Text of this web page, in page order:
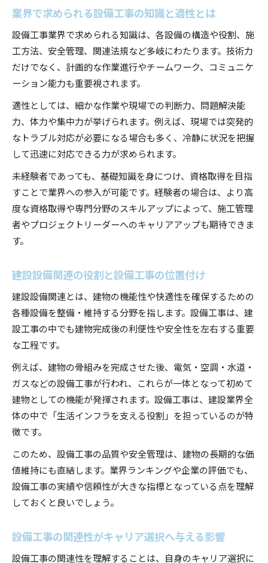
業界で求められる設備工事の知識と適性とは
設備工事業界で求められる知識は、各設備の構造や役割、施
工方法、安全管理、関連法規など多岐にわたります。技術力
だけでなく、計画的な作業進行やチームワーク、コミュニケ
ーション能力も重要視されます。
適性としては、細かな作業や現場での判断力、問題解決能
力、体力や集中力が挙げられます。例えば、現場では突発的
なトラブル対応が必要になる場合も多く、冷静に状況を把握
して迅速に対応できる力が求められます。
未経験者であっても、基礎知識を身につけ、資格取得を目指
すことで業界への参入が可能です。経験者の場合は、より高
度な資格取得や専門分野のスキルアップによって、施工管理
者やプロジェクトリーダーへのキャリアアップも期待できま
す。
建設設備関連の役割と設備工事の位置付け
建設設備関連とは、建物の機能性や快適性を確保するための
各種設備を整備・維持する分野を指します。設備工事は、建
設工事の中でも建物完成後の利便性や安全性を左右する重要
な工程です。
例えば、建物の骨組みを完成させた後、電気・空調・水道・
ガスなどの設備工事が行われ、これらが一体となって初めて
建物としての機能が発揮されます。設備工事は、建設業界全
体の中で「生活インフラを支える役割」を担っているのが特
徴です。
このため、設備工事の品質や安全管理は、建物の長期的な価
値維持にも直結します。業界ランキングや企業の評価でも、
設備工事の実績や信頼性が大きな指標となっている点を理解
しておくと良いでしょう。
設備工事の関連性がキャリア選択へ与える影響
設備工事の関連性を理解することは、自身のキャリア選択に